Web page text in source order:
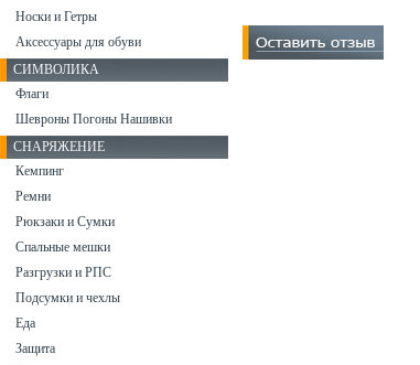
Носки и Гетры
Аксессуары для обуви
СИМВОЛИКА
Флаги
Шевроны Погоны Нашивки
СНАРЯЖЕНИЕ
Кемпинг
Ремни
Рюкзаки и Сумки
Спальные мешки
Разгрузки и РПС
Подсумки и чехлы
Еда
Защита